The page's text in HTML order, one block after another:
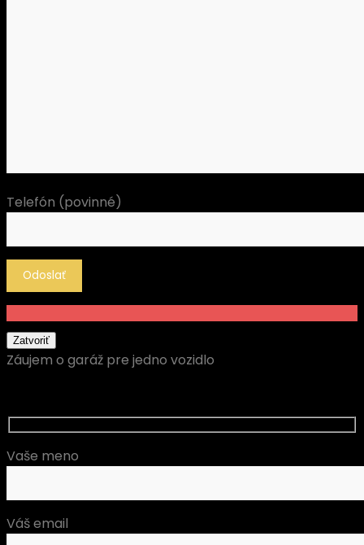
Telefón (povinné)
Zatvoriť
Záujem o garáž pre jedno vozidlo
Vaše meno
Váš email